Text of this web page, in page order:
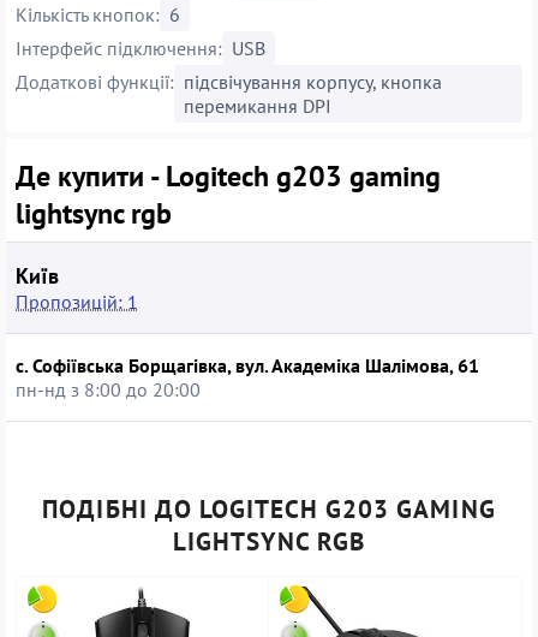
Кількість кнопок: 6
Інтерфейс підключення: USB
Додаткові функції: підсвічування корпусу, кнопка
перемикання DPI
Де купити - Logitech g203 gaming
lightsync rgb
Київ
Пропозицій: 1
с. Софіївська Борщагівка, вул. Академіка Шалімова, 61
пн-нд з 8:00 до 20:00
ПОДІБНІ ДО LOGITECH G203 GAMING
LIGHTSYNC RGB